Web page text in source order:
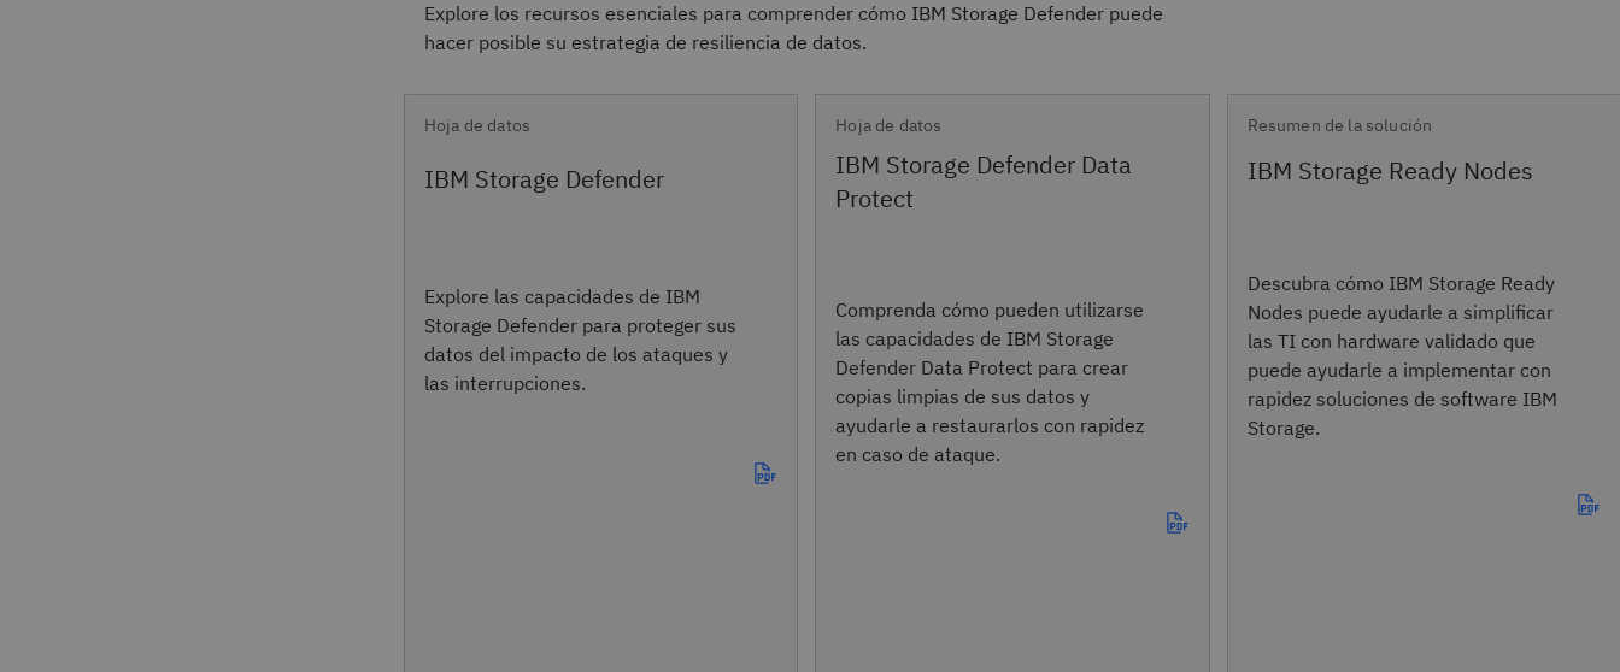
Explore los recursos esenciales para comprender cómo IBM Storage Defender puede
hacer posible su estrategia de resiliencia de datos.
Hoja de datos
IBM Storage Defender
Explore las capacidades de IBM
Storage Defender para proteger sus
datos del impacto de los ataques y
las interrupciones.
Hoja de datos
IBM Storage Defender Data
Protect
Comprenda cómo pueden utilizarse
las capacidades de IBM Storage
Defender Data Protect para crear
copias limpias de sus datos y
ayudarle a restaurarlos con rapidez
en caso de ataque.
Resumen de la solución
IBM Storage Ready Nodes
Descubra cómo IBM Storage Ready
Nodes puede ayudarle a simplificar
las TI con hardware validado que
puede ayudarle a implementar con
rapidez soluciones de software IBM
Storage.